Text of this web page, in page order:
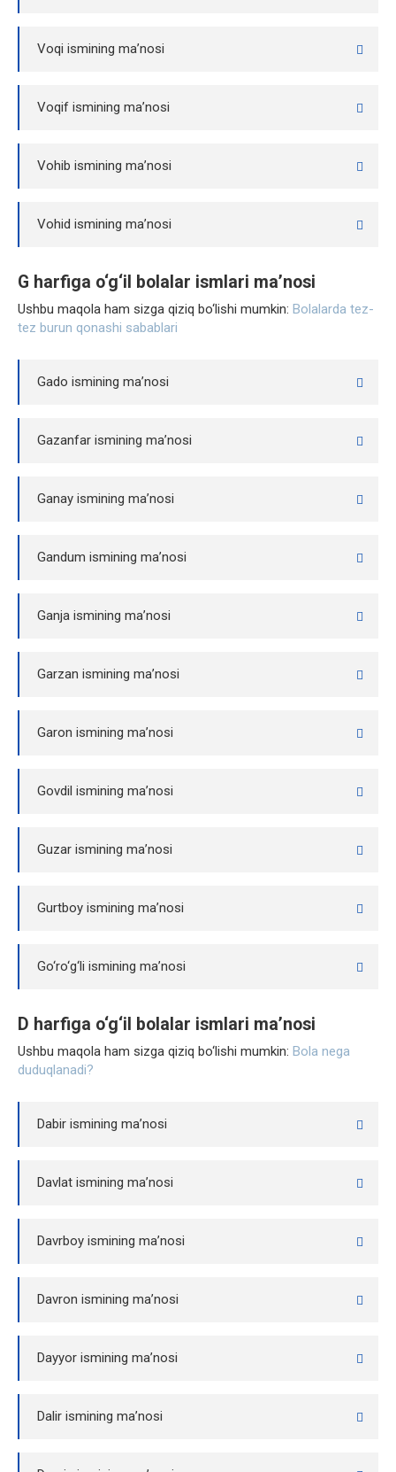
Voqi ismining ma’nosi
Voqif ismining ma’nosi
Vohib ismining ma’nosi
Vohid ismining ma’nosi
G harfiga o‘g‘il bolalar ismlari ma’nosi
Ushbu maqola ham sizga qiziq bo‘lishi mumkin: ​Bolalarda tez-
tez burun qonashi sabablari
Gado ismining ma’nosi
Gazanfar ismining ma’nosi
Ganay ismining ma’nosi
Gandum ismining ma’nosi
Ganja ismining ma’nosi
Garzan ismining ma’nosi
Garon ismining ma’nosi
Govdil ismining ma’nosi
Guzar ismining ma’nosi
Gurtboy ismining ma’nosi
Go‘ro‘g‘li ismining ma’nosi
D harfiga o‘g‘il bolalar ismlari ma’nosi
Ushbu maqola ham sizga qiziq bo‘lishi mumkin: Bola nega
duduqlanadi?
Dabir ismining ma’nosi
Davlat ismining ma’nosi
Davrboy ismining ma’nosi
Davron ismining ma’nosi
Dayyor ismining ma’nosi
Dalir ismining ma’nosi